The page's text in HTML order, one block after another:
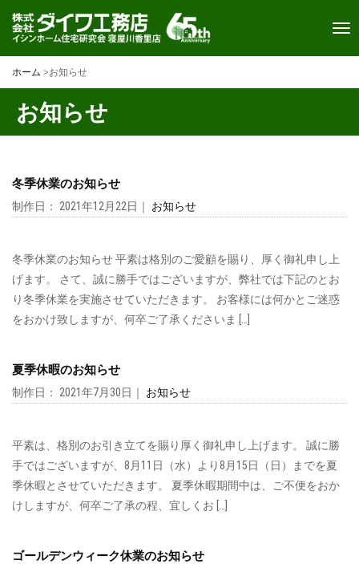
ホーム >お知らせ
お知らせ
冬季休業のお知らせ
制作日： 2021年12月22日｜ お知らせ
冬季休業のお知らせ 平素は格別のご愛顧を賜り、厚く御礼申し上
げます。 さて、誠に勝手ではございますが、弊社では下記のとお
り冬季休業を実施させていただきます。 お客様には何かとご迷惑
をおかけ致しますが、何卒ご了承くださいま […]
夏季休暇のお知らせ
制作日： 2021年7月30日｜ お知らせ
平素は、格別のお引き立てを賜り厚く御礼申し上げます。 誠に勝
手ではございますが、8月11日（水）より8月15日（日）までを夏
季休暇とさせていただきます。 夏季休暇期間中は、ご不便をおか
けしますが、何卒ご了承の程、宜しくお […]
ゴールデンウィーク休業のお知らせ